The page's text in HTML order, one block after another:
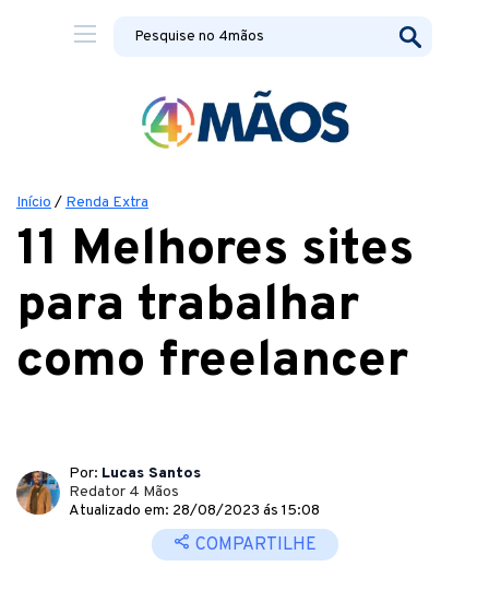
Início / Renda Extra
11 Melhores sites
para trabalhar
como freelancer
Por: Lucas Santos
Redator 4 Mãos
Atualizado em: 28/08/2023 ás 15:08
COMPARTILHE